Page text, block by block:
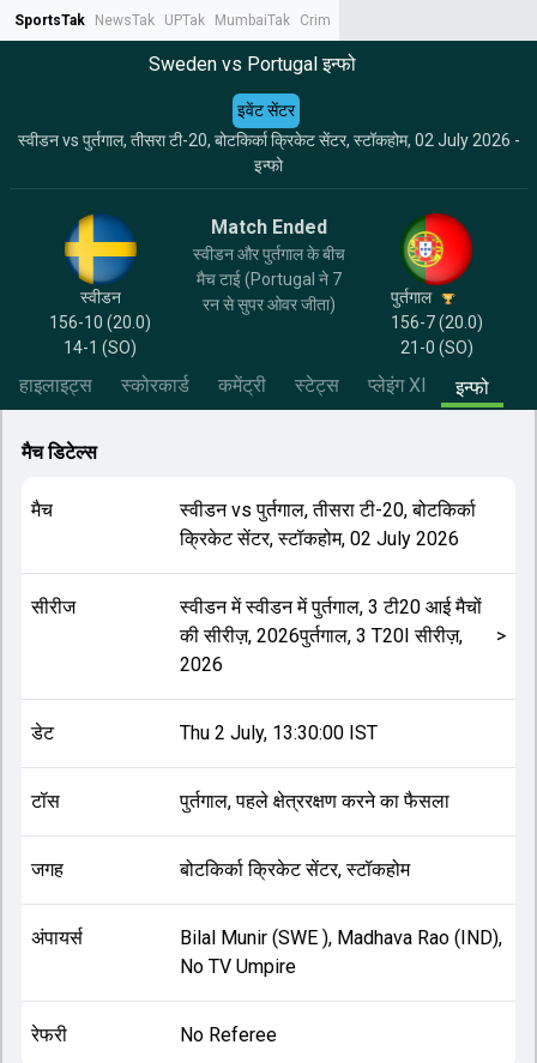
SportsTak NewsTak UPTak MumbaiTak CrimeTak
Sweden vs Portugal इन्फो
स्वीडन vs पुर्तगाल, तीसरा टी-20, बोटकिर्का क्रिकेट सेंटर, स्टॉकहोम, 02 July 2026 -
इन्फो
इवेंट सेंटर
स्वीडन
156-10 (20.0)
14-1 (SO)
Match Ended
स्वीडन और पुर्तगाल के बीच
मैच टाई (Portugal ने 7
रन से सुपर ओवर जीता)
पुर्तगाल
156-7 (20.0)
21-0 (SO)
हाइलाइट्स स्कोरकार्ड कमेंट्री स्टेट्स प्लेइंग XI इन्फो
मैच डिटेल्स
मैच स्वीडनvsपुर्तगाल,तीसरा टी-20,बोटकिर्का
क्रिकेट सेंटर, स्टॉकहोम, 02 July 2026
सीरीज
स्वीडन में स्वीडन में पुर्तगाल, 3 टी20 आई मैचों
की सीरीज़, 2026पुर्तगाल, 3 T20I सीरीज़,
2026
>
डेट Thu 2 July, 13:30:00 IST
टॉस पुर्तगाल, पहले क्षेत्ररक्षण करने का फैसला
जगह बोटकिर्का क्रिकेट सेंटर, स्टॉकहोम
अंपायर्स
Bilal Munir (SWE ), Madhava Rao (IND),
No TV Umpire
रेफरी No Referee